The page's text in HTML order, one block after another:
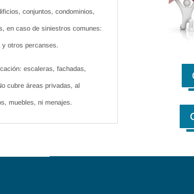
conjuntos, condominios,
en caso de siniestros comunes:
y otros percanses.
escaleras, fachadas,
cubre áreas privadas, al
muebles, ni menajes.